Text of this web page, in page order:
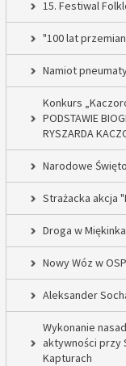
15. Festiwal
"100 lat
Namiot
Konkurs
PODSTAWIE
RYSZARDA
Narodowe
Strażacka akcja
Droga w
Nowy Wóz w
Aleksander
Wykonanie
aktywności przy
Kapturach